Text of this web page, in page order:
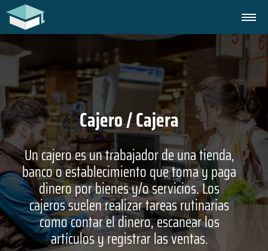
Cajero / Cajera
Un cajero es un trabajador de una tienda,
banco o establecimiento que toma y paga
dinero por bienes y/o servicios. Los
cajeros suelen realizar tareas rutinarias
como contar el dinero, escanear los
artículos y registrar las ventas.